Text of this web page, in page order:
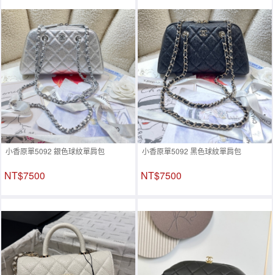
小香原單5092 銀色球紋單肩包
NT$7500
小香原單5092 黑色球紋單肩包
NT$7500